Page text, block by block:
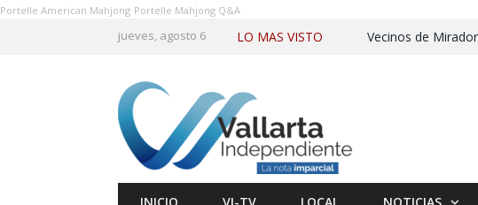
Portelle American Mahjong Portelle Mahjong Q&A
jueves, agosto 6 LO MAS VISTO